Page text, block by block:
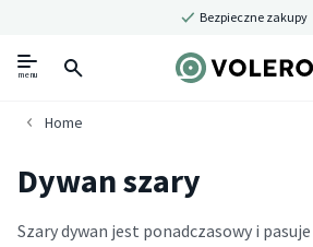
Bezpieczne zakupy
menu
Home
Dywan szary
Szary dywan jest ponadczasowy i